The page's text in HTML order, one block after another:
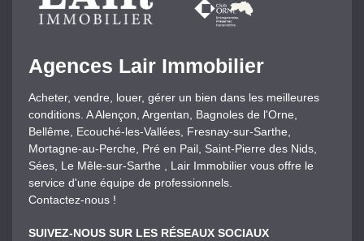
Agences Lair Immobilier
Acheter, vendre, louer, gérer un bien dans les meilleures
conditions. A Alençon, Argentan, Bagnoles de l'Orne,
Bellême, Ecouché-les-Vallées, Fresnay-sur-Sarthe,
Mortagne-au-Perche, Pré en Pail, Saint-Pierre des Nids,
Sées, Le Mêle-sur-Sarthe , Lair Immobilier vous offre le
service d'une équipe de professionnels.
Contactez-nous !
SUIVEZ-NOUS SUR LES RÉSEAUX SOCIAUX